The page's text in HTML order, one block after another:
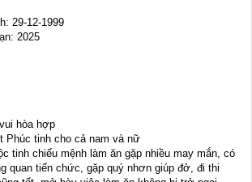
29-12-1999
2025
hòa hợp
Phúc tinh cho cả nam và nữ
tinh chiếu mệnh làm ăn gặp nhiều may mắn, có
quan tiến chức, gặp quý nhơn giúp đở, đi thi